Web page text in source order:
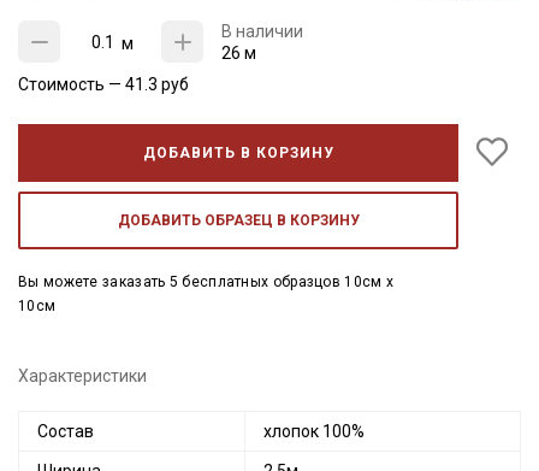
м
В наличии
26 м
Стоимость — 41.3 руб
ДОБАВИТЬ В КОРЗИНУ
ДОБАВИТЬ ОБРАЗЕЦ В КОРЗИНУ
Вы можете заказать 5 бесплатных образцов 10см x
10см
Характеристики
Состав хлопок 100%